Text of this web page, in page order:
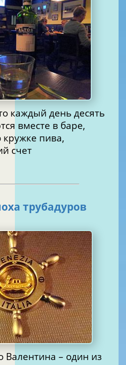
каждый день десять
вместе в баре,
пива,
счет
трубадуров
Валентина – один из